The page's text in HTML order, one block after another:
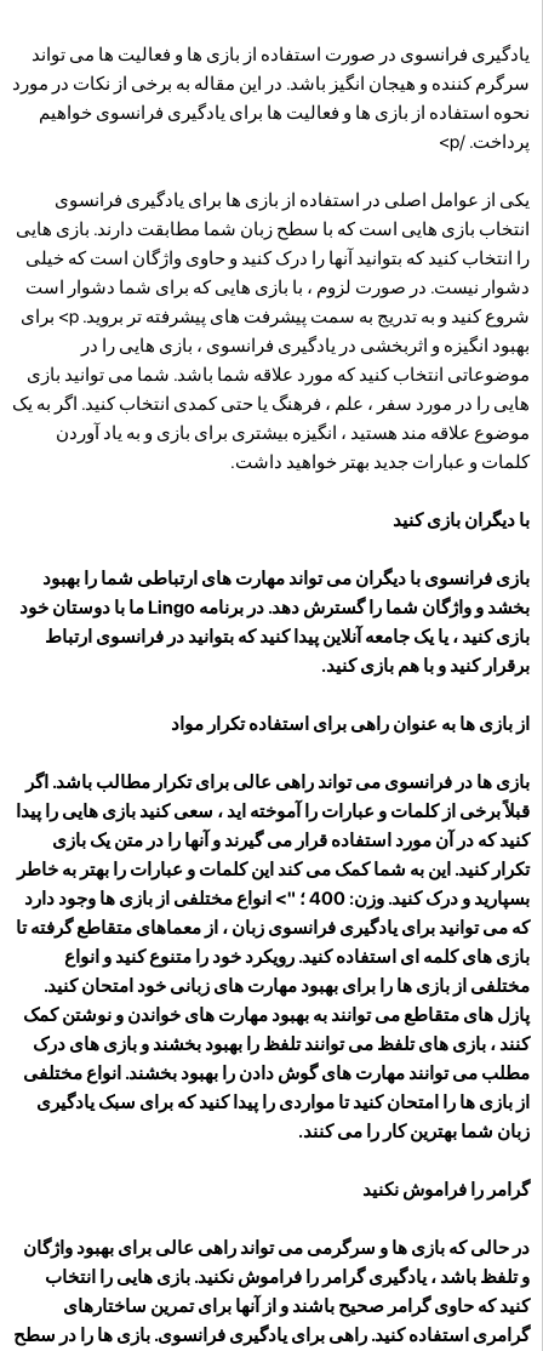
یادگیری فرانسوی در صورت استفاده از بازی ها و فعالیت ها می تواند
سرگرم کننده و هیجان انگیز باشد. در این مقاله به برخی از نکات در مورد
نحوه استفاده از بازی ها و فعالیت ها برای یادگیری فرانسوی خواهیم
پرداخت. /p>
یکی از عوامل اصلی در استفاده از بازی ها برای یادگیری فرانسوی
انتخاب بازی هایی است که با سطح زبان شما مطابقت دارند. بازی هایی
را انتخاب کنید که بتوانید آنها را درک کنید و حاوی واژگان است که خیلی
دشوار نیست. در صورت لزوم ، با بازی هایی که برای شما دشوار است
شروع کنید و به تدریج به سمت پیشرفت های پیشرفته تر بروید. p>
برای
بهبود انگیزه و اثربخشی در یادگیری فرانسوی ، بازی هایی را در
موضوعاتی انتخاب کنید که مورد علاقه شما باشد. شما می توانید بازی
هایی را در مورد سفر ، علم ، فرهنگ یا حتی کمدی انتخاب کنید. اگر به یک
موضوع علاقه مند هستید ، انگیزه بیشتری برای بازی و به یاد آوردن
کلمات و عبارات جدید بهتر خواهید داشت.
با دیگران بازی کنید
بازی فرانسوی با دیگران می تواند مهارت های ارتباطی شما را بهبود
بخشد و واژگان شما را گسترش دهد. در برنامه Lingo ما با دوستان خود
بازی کنید ، یا یک جامعه آنلاین پیدا کنید که بتوانید در فرانسوی ارتباط
برقرار کنید و با هم بازی کنید.
از بازی ها به عنوان راهی برای استفاده تکرار مواد
بازی ها در فرانسوی می تواند راهی عالی برای تکرار مطالب باشد. اگر
قبلاً برخی از کلمات و عبارات را آموخته اید ، سعی کنید بازی هایی را پیدا
کنید که در آن مورد استفاده قرار می گیرند و آنها را در متن یک بازی
تکرار کنید. این به شما کمک می کند این کلمات و عبارات را بهتر به خاطر
بسپارید و درک کنید. وزن: 400 ؛ "> انواع مختلفی از بازی ها وجود دارد
که می توانید برای یادگیری فرانسوی زبان ، از معماهای متقاطع گرفته تا
بازی های کلمه ای استفاده کنید. رویکرد خود را متنوع کنید و انواع
مختلفی از بازی ها را برای بهبود مهارت های زبانی خود امتحان کنید.
پازل های متقاطع می توانند به بهبود مهارت های خواندن و نوشتن کمک
کنند ، بازی های تلفظ می توانند تلفظ را بهبود بخشند و بازی های درک
مطلب می توانند مهارت های گوش دادن را بهبود بخشند. انواع مختلفی
از بازی ها را امتحان کنید تا مواردی را پیدا کنید که برای سبک یادگیری
زبان شما بهترین کار را می کنند.
گرامر را فراموش نکنید
در حالی که بازی ها و سرگرمی می تواند راهی عالی برای بهبود واژگان
و تلفظ باشد ، یادگیری گرامر را فراموش نکنید. بازی هایی را انتخاب
کنید که حاوی گرامر صحیح باشند و از آنها برای تمرین ساختارهای
گرامری استفاده کنید. راهی برای یادگیری فرانسوی. بازی ها را در سطح